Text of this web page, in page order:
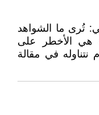
تُرى ما الشواهد
هي الأخطر على
نتناوله في مقالة